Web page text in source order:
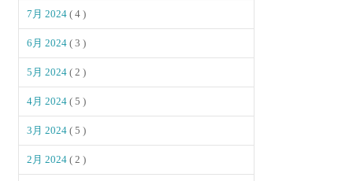
7月 2024( 4 )
6月 2024( 3 )
5月 2024( 2 )
4月 2024( 5 )
3月 2024( 5 )
2月 2024( 2 )